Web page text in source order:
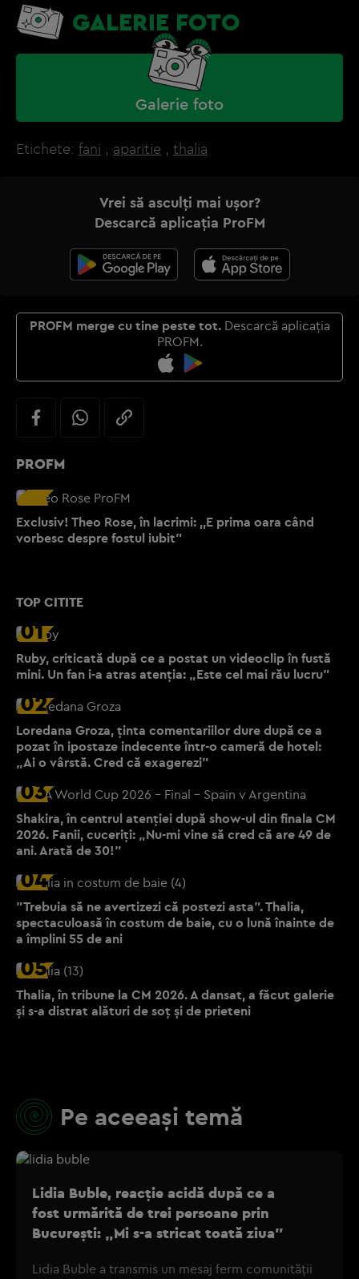
GALERIE FOTO
Galerie foto
Etichete: fani , aparitie , thalia
Vrei să asculți mai ușor?
Descarcă aplicația ProFM
PROFM merge cu tine peste tot.Descarcă aplicația
PROFM.
TOP CITITE
01
Ruby, criticată după ce a postat un videoclip în fustă
mini. Un fan i-a atras atenția: „Este cel mai rău lucru”
02
Loredana Groza, ținta comentariilor dure după ce a
pozat în ipostaze indecente într-o cameră de hotel:
„Ai o vârstă. Cred că exagerezi”
03
Shakira, în centrul atenției după show-ul din finala CM
2026. Fanii, cuceriți: „Nu-mi vine să cred că are 49 de
ani. Arată de 30!”
04
"Trebuia să ne avertizezi că postezi asta". Thalia,
spectaculoasă în costum de baie, cu o lună înainte de
a împlini 55 de ani
05
Thalia, în tribune la CM 2026. A dansat, a făcut galerie
și s-a distrat alături de soț și de prieteni
PROFM
Exclusiv! Theo Rose, în lacrimi: ,,E prima oara când
vorbesc despre fostul iubit”
Pe aceeași temă
Lidia Buble, reacție acidă după ce a
fost urmărită de trei persoane prin
București: „Mi s-a stricat toată ziua”
Lidia Buble a transmis un mesaj ferm comunității